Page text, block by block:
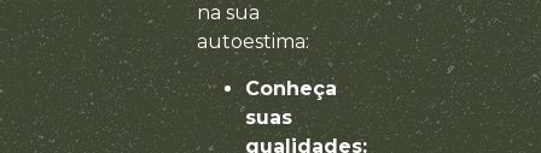
na sua
autoestima:
Conheça
suas
qualidades: